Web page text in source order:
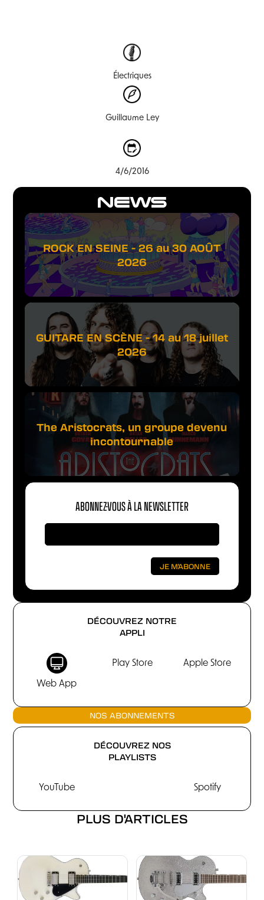
DÉCOUVREZ NOTRE
APPLI
Web App
Play Store Apple Store
NOS ABONNEMENTS
DÉCOUVREZ NOS
PLAYLISTS
YouTube Spotify
NEWS
ROCK EN SEINE - 26 au 30 AOÛT
2026
GUITARE EN SCÈNE - 14 au 18 juillet
2026
The Aristocrats, un groupe devenu
incontournable
ABONNEZ-VOUS À LA NEWSLETTER
Électriques
Guillaume Ley
4/6/2016
PLUS D'ARTICLES